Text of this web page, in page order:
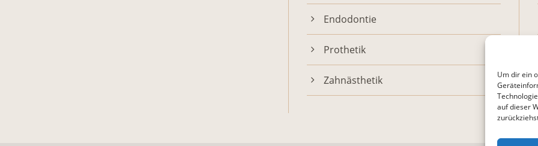
Um dir ein
auf dieser
Endodontie
Prothetik
Zahnästhetik